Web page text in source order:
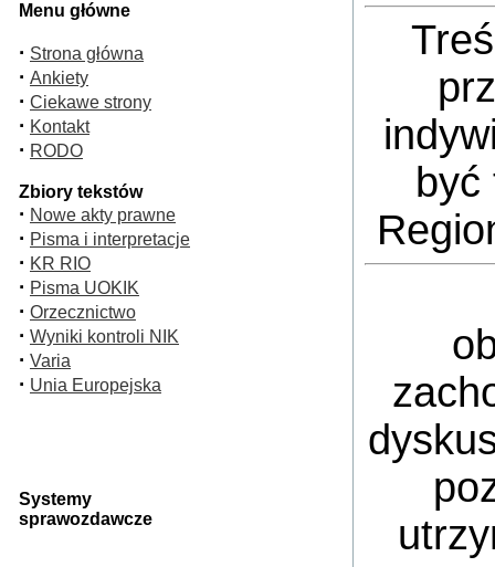
Menu główne
· Strona główna
· Ankiety
· Ciekawe strony
· Kontakt
· RODO
Zbiory tekstów
· Nowe akty prawne
· Pisma i interpretacje
· KR RIO
· Pisma UOKIK
· Orzecznictwo
· Wyniki kontroli NIK
· Varia
· Unia Europejska
Systemy
sprawozdawcze